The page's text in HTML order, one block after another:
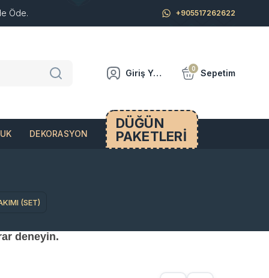
Öde. +905517262622
Giriş Yap 0 Sepetim
DEKORASYON
DÜĞÜN
PAKETLERİ
(SET)
deneyin.